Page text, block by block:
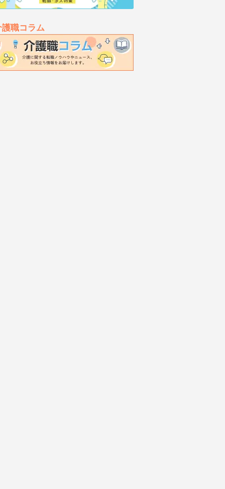
護職コラム